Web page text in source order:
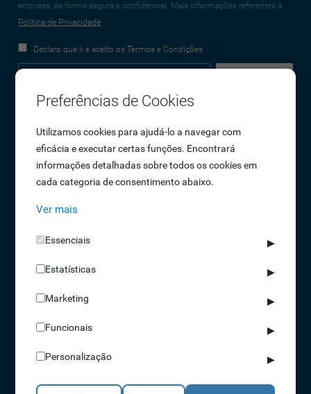
empresa, de forma segura e confidencial. Mais informações referentes à
Política de Privacidade
Declaro que li e aceito os Termos e Condições
Empresa
Sobre Nós
Oportunidades de Emprego
Termos e Condições
Política de Privacidade
Livro de reclamações
Soluções
Acessos
Torniquetes
Preferências de Cookies
Utilizamos cookies para ajudá-lo a navegar com
eficácia e executar certas funções. Encontrará
informações detalhadas sobre todos os cookies em
cada categoria de consentimento abaixo.
Ver mais
Essenciais ▶
Estatísticas ▶
Marketing ▶
Funcionais ▶
Personalização ▶